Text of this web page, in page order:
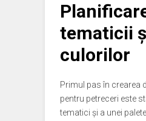
tematicii
culorilor
Primul pas în crearea
pentru petreceri este
tematici și a unei